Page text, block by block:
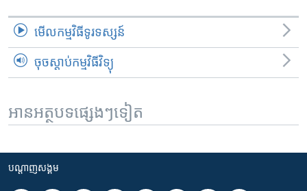
មើល​កម្មវិធី​ទូរទស្សន៍
ចុចស្តាប់កម្មវិធីវិទ្យុ
អានអត្ថបទផ្សេងៗទៀត
បណ្តាញ​សង្គម